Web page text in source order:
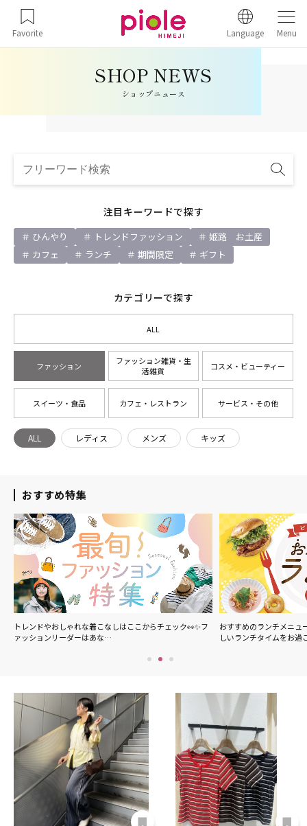
Favorite Language Menu
ショップニュース
注目キーワードで探す
ひんやり トレンドファッション
姫路 お土産
カフェ
ランチ 期間限定 ギフト
カテゴリーで探す
ALL
ファッション
ファッション雑貨・生
活雑貨
コスメ・ビューティー
スイーツ・食品 カフェ・レストラン サービス・その他
ALL レディス メンズ キッズ
おすすめ特集
トレンドやおしゃれな着こなしはここからチェック👀✨フ
ァッションリーダーはあな…
おすすめのランチメニュ
しいランチタイムをお